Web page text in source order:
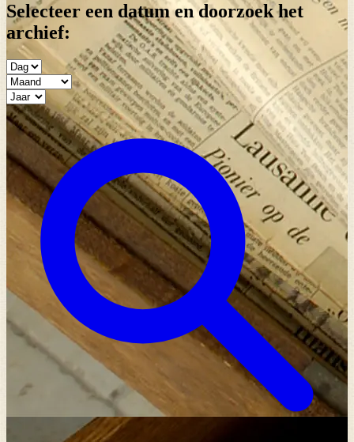
Selecteer een datum en doorzoek het
archief: